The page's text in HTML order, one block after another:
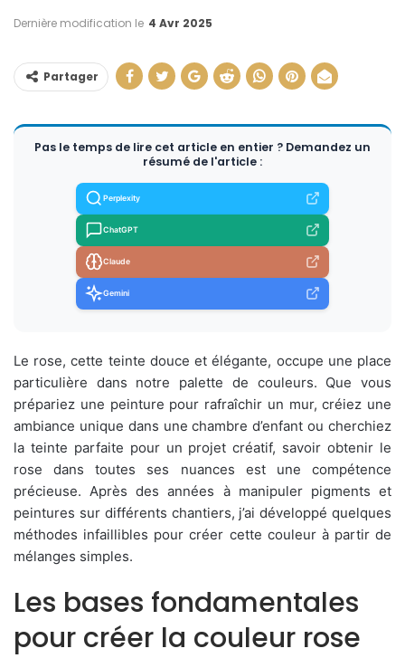
Dernière modification le 4 Avr 2025
Partager
Pas le temps de lire cet article en entier ? Demandez un
résumé de l'article :
Perplexity
ChatGPT
Claude
Gemini
Le rose, cette teinte douce et élégante, occupe une place
particulière dans notre palette de couleurs. Que vous
prépariez une peinture pour rafraîchir un mur, créiez une
ambiance unique dans une chambre d’enfant ou cherchiez
la teinte parfaite pour un projet créatif, savoir obtenir le
rose dans toutes ses nuances est une compétence
précieuse. Après des années à manipuler pigments et
peintures sur différents chantiers, j’ai développé quelques
méthodes infaillibles pour créer cette couleur à partir de
mélanges simples.
Les bases fondamentales
pour créer la couleur rose